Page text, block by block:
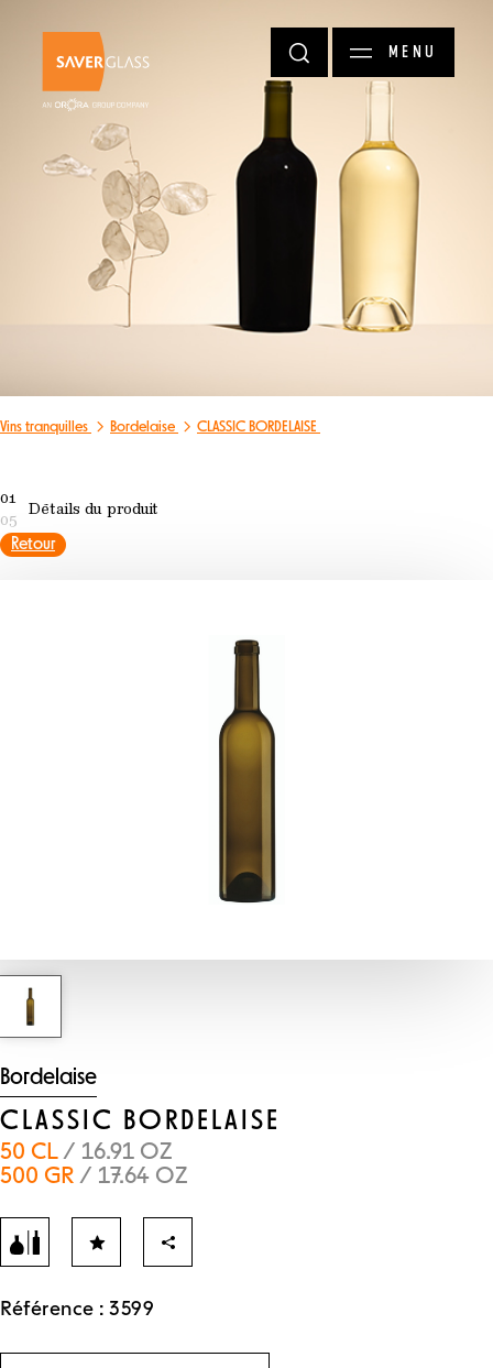
MENU
Vins tranquilles Bordelaise CLASSIC BORDELAISE
01
05
Détails du produit
Retour
Bordelaise
CLASSIC BORDELAISE
50 CL/ 16.91 OZ
500 GR / 17.64 OZ
Référence : 3599